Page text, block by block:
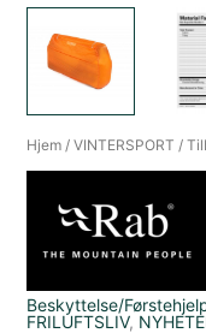
Hjem /VINTERSPORT /
Beskyttelse/
FRILUFTSLIV,